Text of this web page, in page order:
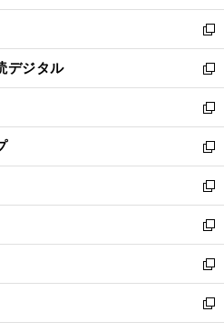
開
く
ウ
で
開
く
ン
ド
ウ
で
開
く
ウ
ィ
ン
ド
ウ
で
開
く
新
し
い
ウ
ィ
ン
ド
ウ
で
開
く
デジタル
新
し
い
ウ
ィ
ン
ド
ウ
で
開
く
新
し
い
ウ
ィ
ン
ド
ウ
で
開
く
新
し
い
ウ
ィ
ン
ド
ウ
で
開
新
し
い
ウ
ィ
ン
ド
ウ
新
し
い
ウ
ィ
ン
新
し
い
ウ
新
し